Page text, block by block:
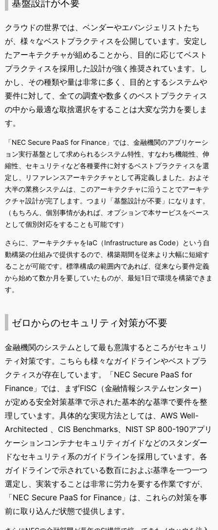
基盤設計が不要
クラウドの世界では、ベンダーやエバンジェリストたち
が、様々なベストプラクティスを公開しています。安定し
たアーキテクチャが組めることから、目的に応じてベスト
プラクティスを採用した設計が強く推奨されています。し
かし、その種類や量は非常に多く、目的とするシステムや
要件に対して、全ての調査や数多くのベストプラクティス
の中から最適な取捨選択をすることは大変な労力を要しま
す。
「NEC Secure PaaS for Finance 」では、金融機関のアプリケーシ
ョン実行基盤として求められるシステム特性、すなわち機能性、伸
縮性、セキュリティなど各種要件に対するベストプラクティスを選
定し、リファレンスアーキテクチャとして再定義しました。およそ
大半の業務システムは、このアーキテクチャに沿うことでアーキテ
クチャ設計が完了します。つまり「基盤設計が不要」になります。
（もちろん、個別事情があれば、オプションで本サービスをベース
として個別対応をすることも可能です）
さらに、アーキテクチャをIaC （Infrastructure as Code）という自
動構築の仕組みで提供するので、構築期間を従来より大幅に短縮す
ることが可能です。標準構成の範囲内であれば、従来なら要件定義
から始めて数か月を要していたものが、最短1 日で環境を構築できま
す。
ゼロからのセキュリティ対策が不要
金融機関のシステムとして最も意識するところがセキュリ
ティ対策です。こちらも様々なガイドラインやベストプラ
クティスが存在しています。「NEC Secure PaaS for
Finance 」では、まずFISC （金融情報システムセンター）
が定める安全対策基準で示された基本的な基準で要件を整
理しています。具体的な実現方法としては、 AWS Well-
Architected 、 CIS Benchmarks、 NIST SP 800-190アプリ
ケーションコンテナセキュリティガイドなどのスタンダー
ドなセキュリティ系のガイドラインを採用しています。各
ガイドラインで示されている数百におよぶ基準を一つ一つ
選定し、実装することは非常に労力を要する作業ですが、
「NEC Secure PaaS for Finance 」は、これらの対策を事
前に取り込んだ状態で提供します。